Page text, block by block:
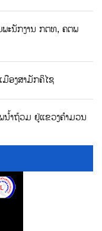
ພະນັກງານ ກຕທ, ຄຕພ
ມືອງສາມັກຄິໄຊ
ຳຖ້ວມ ຢູ່ແຂວງຄຳມວນ